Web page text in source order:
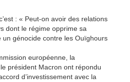
: « Peut-on avoir des relations
dont le régime opprime sa
un génocide contre les Ouïghours
européenne, la
président Macron ont répondu
d’investissement avec la